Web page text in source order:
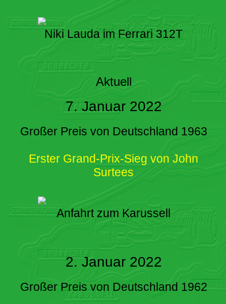
Niki Lauda im Ferrari 312T
Aktuell
7. Januar 2022
Großer Preis von Deutschland 1963
Erster Grand-Prix-Sieg von John
Surtees
Anfahrt zum Karussell
2. Januar 2022
Großer Preis von Deutschland 1962